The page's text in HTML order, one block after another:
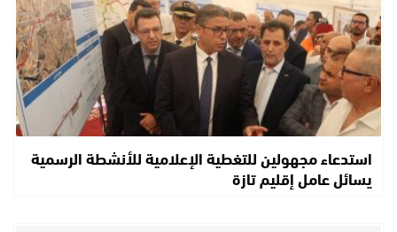
استدعاء مجهولين للتغطية الإعلامية للأنشطة الرسمية
يسائل عامل إقليم تازة